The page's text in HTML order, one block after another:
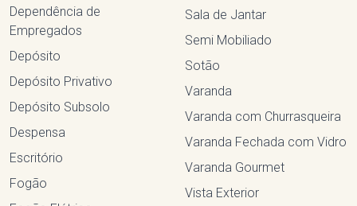
Dependência de
Empregados
Depósito
Depósito Privativo
Depósito Subsolo
Despensa
Escritório
Fogão
Sala de Jantar
Semi Mobiliado
Sotão
Varanda
Varanda com Churrasqueira
Varanda Fechada com Vidro
Varanda Gourmet
Vista Exterior